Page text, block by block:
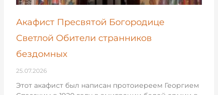
Акафист Пресвятой Богородице
Светлой Обители странников
бездомных
25.07.2026
Этот акафист был написан протоиереем Георгием